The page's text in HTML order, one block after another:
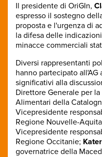
Il presidente di OriGIn,
espresso il sostegno
proposta e l'urgenza di
la difesa delle
minacce commerciali
Diversi rappresentanti
hanno partecipato
significativi alla
Direttore Generale per
Alimentari della
Vicepresidente
Regione Nouvelle-
Vicepresidente
Regione Occitanie;
governatrice della